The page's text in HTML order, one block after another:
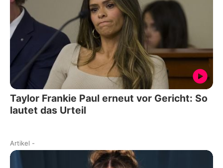
Taylor Frankie Paul erneut vor Gericht: So
lautet das Urteil
Artikel -